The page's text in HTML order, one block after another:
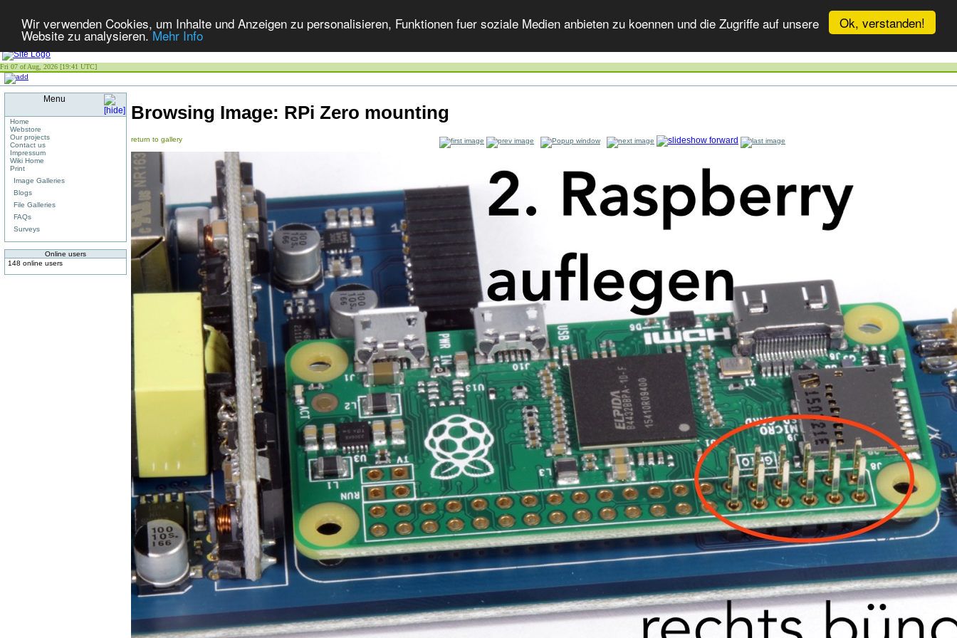
Ok, verstanden!
Wir verwenden Cookies, um Inhalte und Anzeigen zu personalisieren, Funktionen fuer soziale Medien anbieten zu koennen und die Zugriffe auf unsere
Website zu analysieren.Mehr Info
Fri 07 of Aug, 2026 [19:41 UTC]
Menu
Home
Webstore
Our projects
Contact us
Impressum
Wiki Home
Print
Image Galleries
Blogs
File Galleries
FAQs
Surveys
Online users
148 online users
Browsing Image: RPi Zero mounting
return to gallery